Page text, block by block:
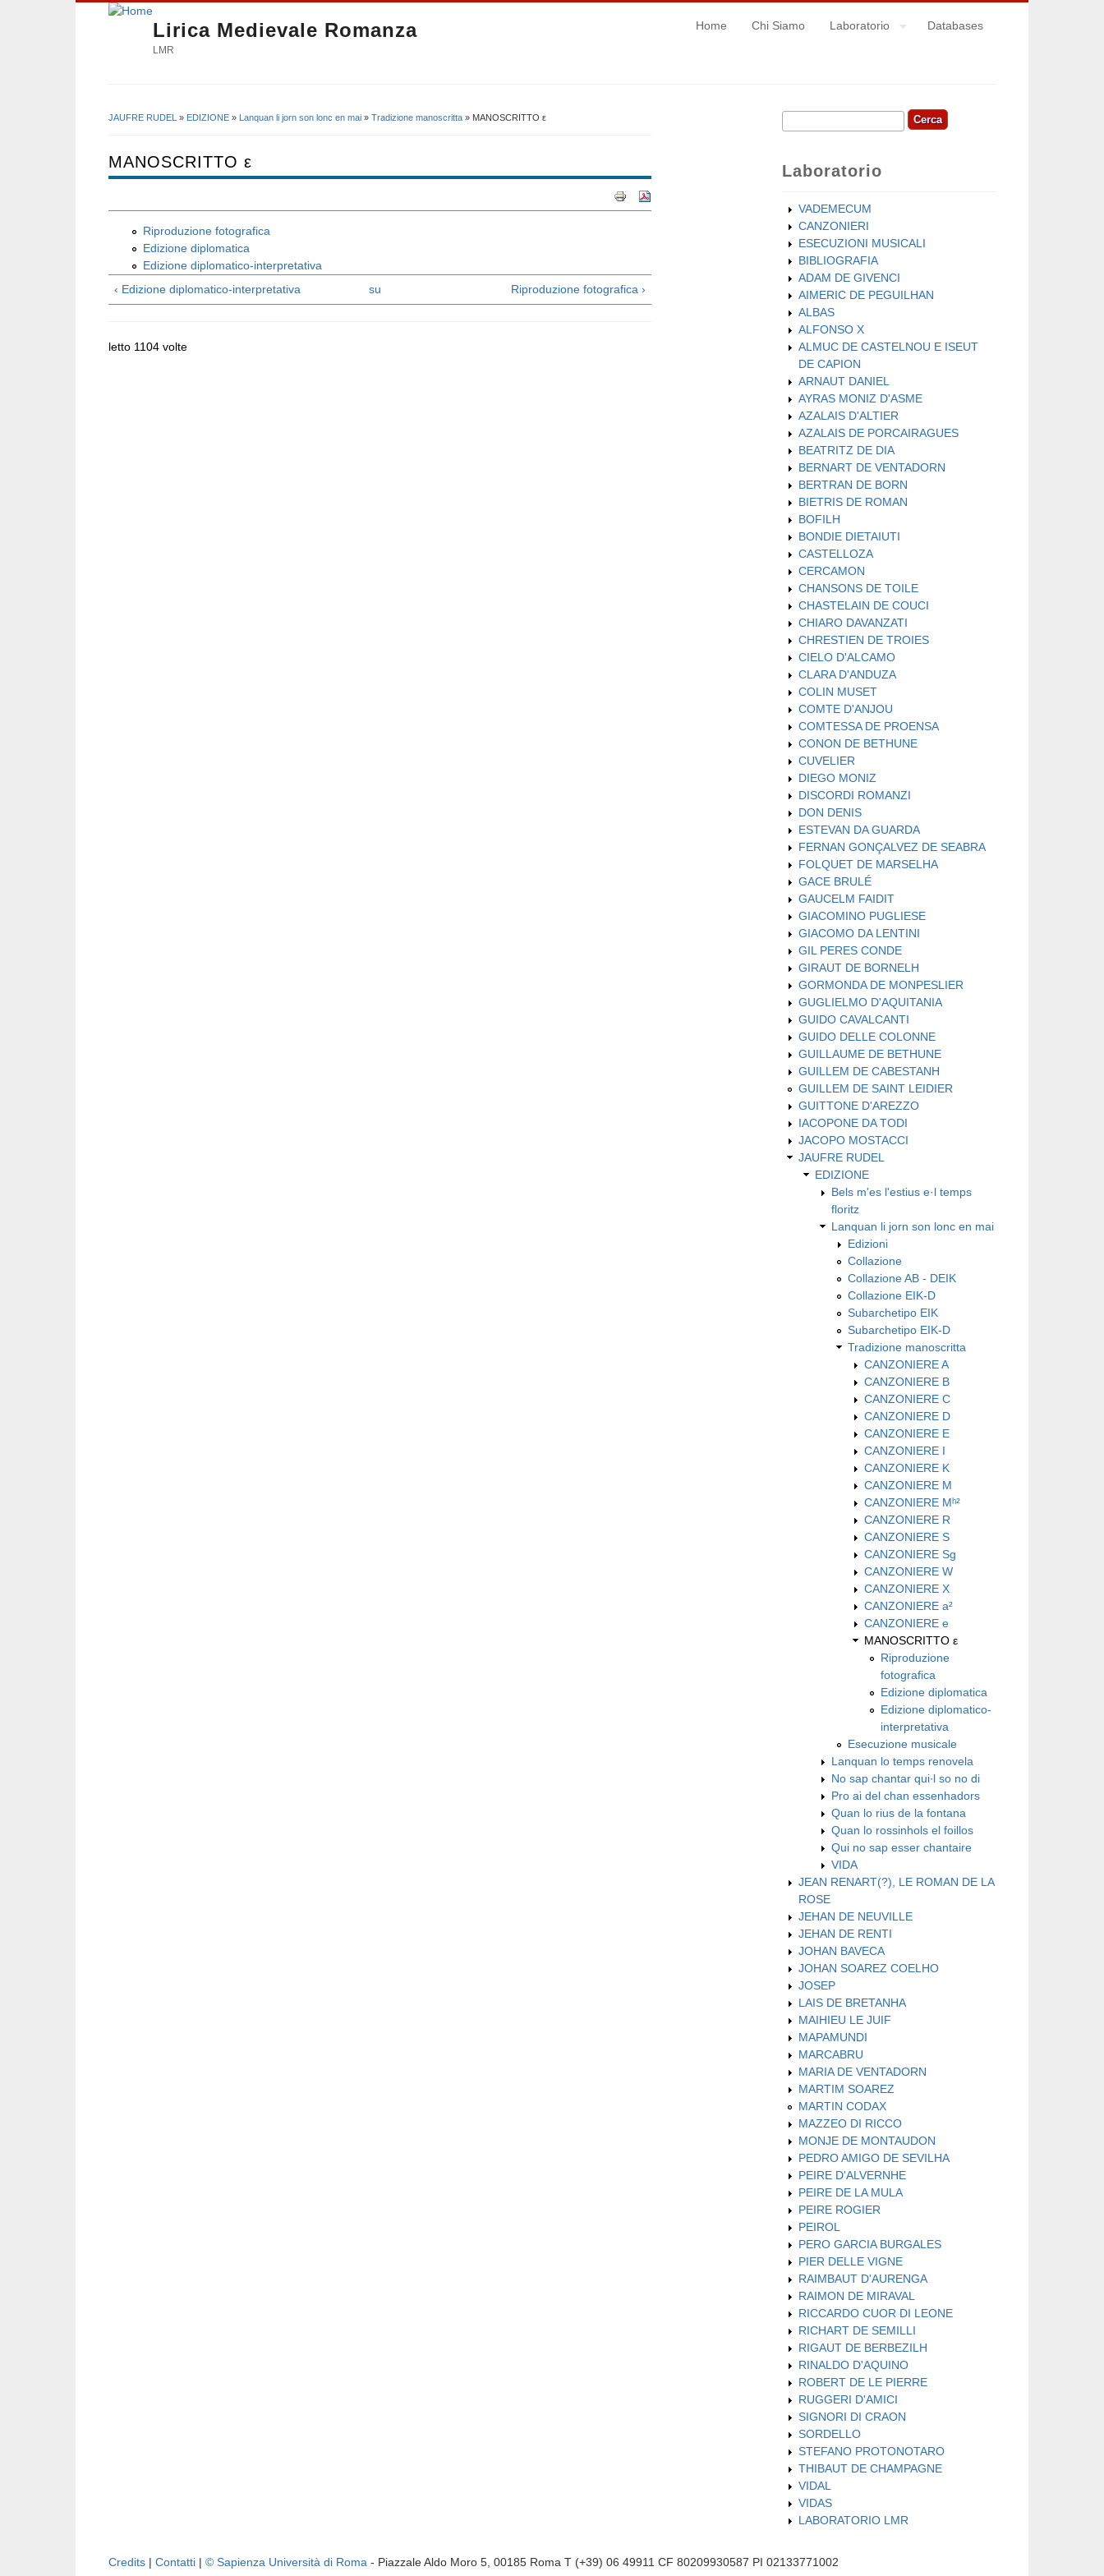
Lirica Medievale Romanza
LMR
Home Chi Siamo Laboratorio Databases
JAUFRE RUDEL » EDIZIONE » Lanquan li jorn son lonc en mai » Tradizione manoscritta » MANOSCRITTO ε
MANOSCRITTO ε
Riproduzione fotografica
Edizione diplomatica
Edizione diplomatico-interpretativa
‹ Edizione diplomatico-interpretativa
su Riproduzione fotografica ›
letto 1104 volte
Form di ricerca
Cerca
Laboratorio
VADEMECUM
CANZONIERI
ESECUZIONI MUSICALI
BIBLIOGRAFIA
ADAM DE GIVENCI
AIMERIC DE PEGUILHAN
ALBAS
ALFONSO X
ALMUC DE CASTELNOU E ISEUT
DE CAPION
ARNAUT DANIEL
AYRAS MONIZ D'ASME
AZALAIS D'ALTIER
AZALAIS DE PORCAIRAGUES
BEATRITZ DE DIA
BERNART DE VENTADORN
BERTRAN DE BORN
BIETRIS DE ROMAN
BOFILH
BONDIE DIETAIUTI
CASTELLOZA
CERCAMON
CHANSONS DE TOILE
CHASTELAIN DE COUCI
CHIARO DAVANZATI
CHRESTIEN DE TROIES
CIELO D'ALCAMO
CLARA D'ANDUZA
COLIN MUSET
COMTE D'ANJOU
COMTESSA DE PROENSA
CONON DE BETHUNE
CUVELIER
DIEGO MONIZ
DISCORDI ROMANZI
DON DENIS
ESTEVAN DA GUARDA
FERNAN GONÇALVEZ DE SEABRA
FOLQUET DE MARSELHA
GACE BRULÉ
GAUCELM FAIDIT
GIACOMINO PUGLIESE
GIACOMO DA LENTINI
GIL PERES CONDE
GIRAUT DE BORNELH
GORMONDA DE MONPESLIER
GUGLIELMO D'AQUITANIA
GUIDO CAVALCANTI
GUIDO DELLE COLONNE
GUILLAUME DE BETHUNE
GUILLEM DE CABESTANH
GUILLEM DE SAINT LEIDIER
GUITTONE D'AREZZO
IACOPONE DA TODI
JACOPO MOSTACCI
JAUFRE RUDEL
EDIZIONE
Bels m'es l'estius e·l temps
floritz
Lanquan li jorn son lonc en mai
Edizioni
Collazione
Collazione AB - DEIK
Collazione EIK-D
Subarchetipo EIK
Subarchetipo EIK-D
Tradizione manoscritta
CANZONIERE A
CANZONIERE B
CANZONIERE C
CANZONIERE D
CANZONIERE E
CANZONIERE I
CANZONIERE K
CANZONIERE M
CANZONIERE Mʰ²
CANZONIERE R
CANZONIERE S
CANZONIERE Sg
CANZONIERE W
CANZONIERE X
CANZONIERE a²
CANZONIERE e
MANOSCRITTO ε
Riproduzione
fotografica
Edizione diplomatica
Edizione diplomatico-
interpretativa
Esecuzione musicale
Lanquan lo temps renovela
No sap chantar qui∙l so no di
Pro ai del chan essenhadors
Quan lo rius de la fontana
Quan lo rossinhols el foillos
Qui no sap esser chantaire
VIDA
JEAN RENART(?), LE ROMAN DE LA
ROSE
JEHAN DE NEUVILLE
JEHAN DE RENTI
JOHAN BAVECA
JOHAN SOAREZ COELHO
JOSEP
LAIS DE BRETANHA
MAIHIEU LE JUIF
MAPAMUNDI
MARCABRU
MARIA DE VENTADORN
MARTIM SOAREZ
MARTIN CODAX
MAZZEO DI RICCO
MONJE DE MONTAUDON
PEDRO AMIGO DE SEVILHA
PEIRE D'ALVERNHE
PEIRE DE LA MULA
PEIRE ROGIER
PEIROL
PERO GARCIA BURGALES
PIER DELLE VIGNE
RAIMBAUT D'AURENGA
RAIMON DE MIRAVAL
RICCARDO CUOR DI LEONE
RICHART DE SEMILLI
RIGAUT DE BERBEZILH
RINALDO D'AQUINO
ROBERT DE LE PIERRE
RUGGERI D'AMICI
SIGNORI DI CRAON
SORDELLO
STEFANO PROTONOTARO
THIBAUT DE CHAMPAGNE
VIDAL
VIDAS
LABORATORIO LMR
Credits | Contatti | © Sapienza Università di Roma - Piazzale Aldo Moro 5, 00185 Roma T (+39) 06 49911 CF 80209930587 PI 02133771002